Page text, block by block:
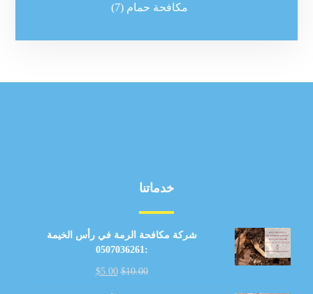
مكافحة حمام (7)
خدماتنا
شركة مكافحة الرمة في رأس الخيمة
:0507036261
$10.00
$5.00